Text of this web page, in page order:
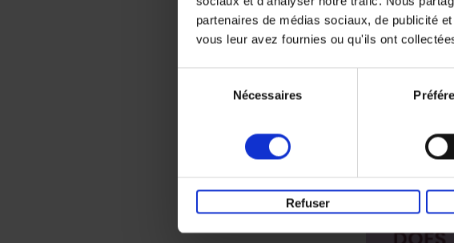
partenaires de médias sociaux, de publicité
vous leur avez fournies ou qu'ils ont
Nécessaires
Refuser